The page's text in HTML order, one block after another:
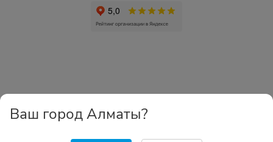
Ваш город Алматы?